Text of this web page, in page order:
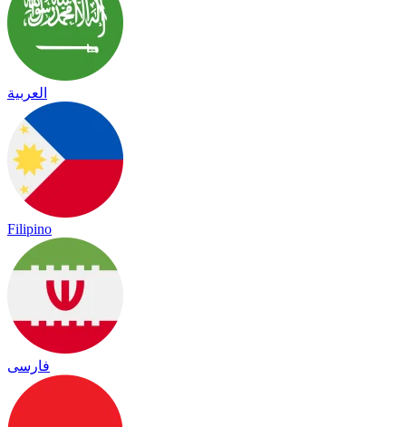
العربية
Filipino
فارسی